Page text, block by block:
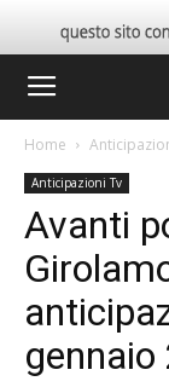
Home
Anticipazioni Tv
Avanti
gennaio